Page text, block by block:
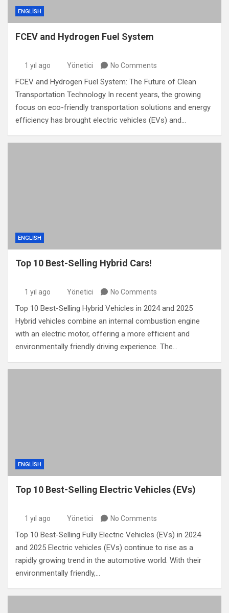
ENGLISH
FCEV and Hydrogen Fuel System
1 yıl ago Yönetici No Comments
FCEV and Hydrogen Fuel System: The Future of Clean
Transportation Technology In recent years, the growing
focus on eco-friendly transportation solutions and energy
efficiency has brought electric vehicles (EVs) and…
ENGLISH
Top 10 Best-Selling Hybrid Cars!
1 yıl ago Yönetici No Comments
Top 10 Best-Selling Hybrid Vehicles in 2024 and 2025
Hybrid vehicles combine an internal combustion engine
with an electric motor, offering a more efficient and
environmentally friendly driving experience. The…
ENGLISH
Top 10 Best-Selling Electric Vehicles (EVs)
1 yıl ago Yönetici No Comments
Top 10 Best-Selling Fully Electric Vehicles (EVs) in 2024
and 2025 Electric vehicles (EVs) continue to rise as a
rapidly growing trend in the automotive world. With their
environmentally friendly,…